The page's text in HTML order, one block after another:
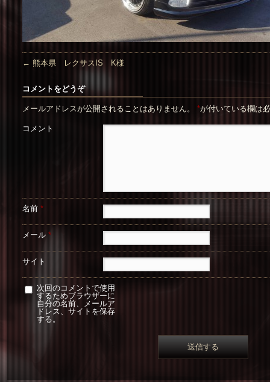
← 熊本県 レクサスIS K様
コメントをどうぞ
メールアドレスが公開されることはありません。 *が付いている欄は
コメント
名前 *
メール *
サイト
次回のコメントで使用
するためブラウザーに
自分の名前、メールア
ドレス、サイトを保存
する。